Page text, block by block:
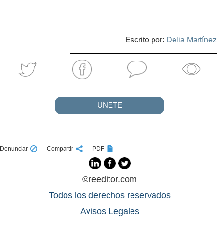
Escrito por: Delia Martínez
UNETE
Denunciar Compartir PDF
©reeditor.com
Todos los derechos reservados
Avisos Legales